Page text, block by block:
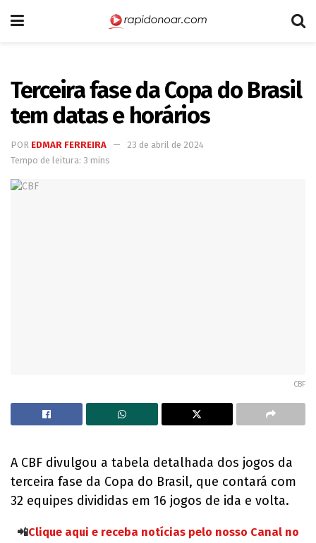
Terceira fase da Copa do Brasil
tem datas e horários
POR EDMAR FERREIRA
23 de abril de 2024
Tempo de leitura: 3 mins
CBF
A CBF divulgou a tabela detalhada dos jogos da
terceira fase da Copa do Brasil, que contará com
32 equipes divididas em 16 jogos de ida e volta.
📲Clique aqui e receba notícias pelo nosso Canal no